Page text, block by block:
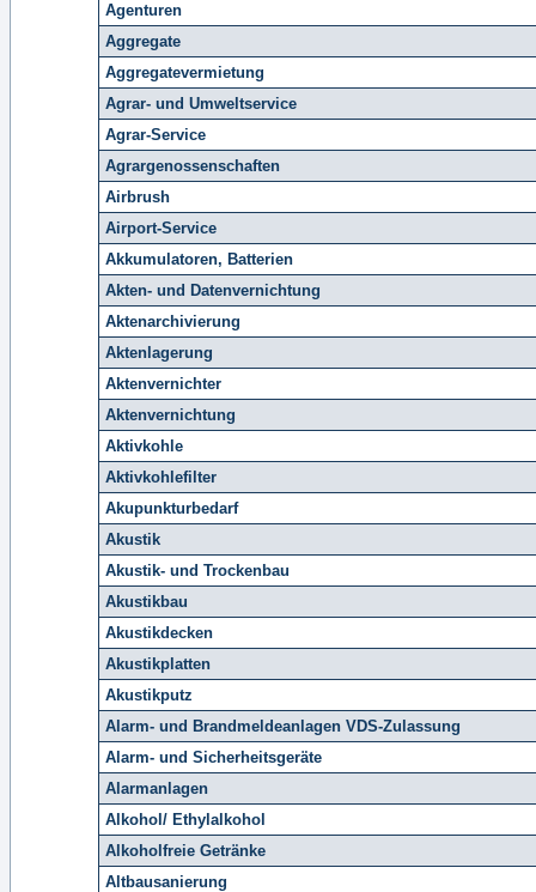
Agenturen
Aggregate
Aggregatevermietung
Agrar- und Umweltservice
Agrar-Service
Agrargenossenschaften
Airbrush
Airport-Service
Akkumulatoren, Batterien
Akten- und Datenvernichtung
Aktenarchivierung
Aktenlagerung
Aktenvernichter
Aktenvernichtung
Aktivkohle
Aktivkohlefilter
Akupunkturbedarf
Akustik
Akustik- und Trockenbau
Akustikbau
Akustikdecken
Akustikplatten
Akustikputz
Alarm- und Brandmeldeanlagen VDS-Zulassung
Alarm- und Sicherheitsgeräte
Alarmanlagen
Alkohol/ Ethylalkohol
Alkoholfreie Getränke
Altbausanierung